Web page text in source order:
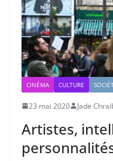
CINÉMA CULTURE
23 mai 2020 Jade
Artistes,